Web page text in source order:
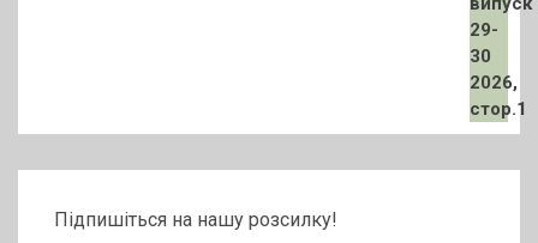
Підпишіться на нашу розсилку!